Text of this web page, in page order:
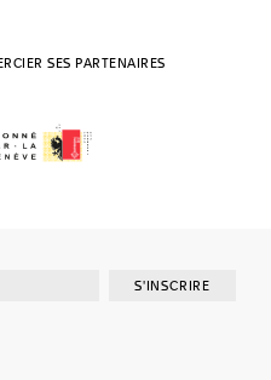
SES PARTENAIRES
S'INSCRIRE